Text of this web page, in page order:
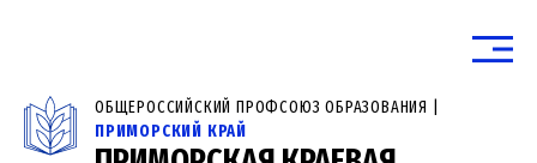
ОБЩЕРОССИЙСКИЙ ПРОФСОЮЗ ОБРАЗОВАНИЯ |
ПРИМОРСКИЙ КРАЙ